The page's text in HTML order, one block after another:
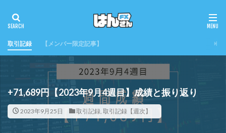
取引記録 【メンバー限定記事】
+71,689円【2023年9月4週目】成績と振り返り
2023年9月25日 取引記録, 取引記録【週次】